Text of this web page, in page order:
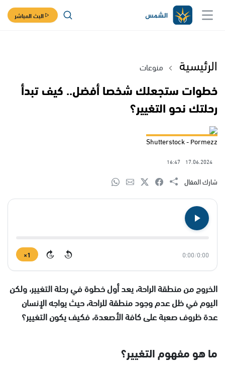
البث المباشر
الرئيسية منوعات
خطوات ستجعلك شخصا أفضل.. كيف تبدأ
رحلتك نحو التغيير؟
Shutterstock - Pormezz
17.06.2024
16:47
شارك المقال
0:00
/
0:00
15
15
1×
الخروج من منطقة الراحة، يعد أول خطوة في رحلة التغيير، ولكن
اليوم في ظل عدم وجود منطقة للراحة، حيث يواجه الإنسان
عدة ظروف صعبة على كافة الأصعدة، فكيف يكون التغيير؟
ما هو مفهوم التغيير؟